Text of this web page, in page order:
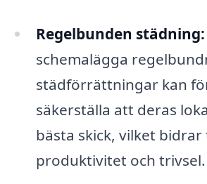
Regelbunden städning:
schemalägga
städförrättningar kan
säkerställa att deras
bästa skick, vilket bidrar
produktivitet och trivsel.